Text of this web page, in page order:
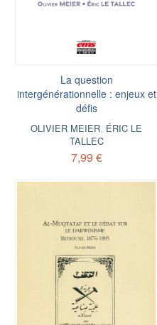
La question
intergénérationnelle : enjeux et
défis
OLIVIER MEIER, ÉRIC LE
TALLEC
7,99 €